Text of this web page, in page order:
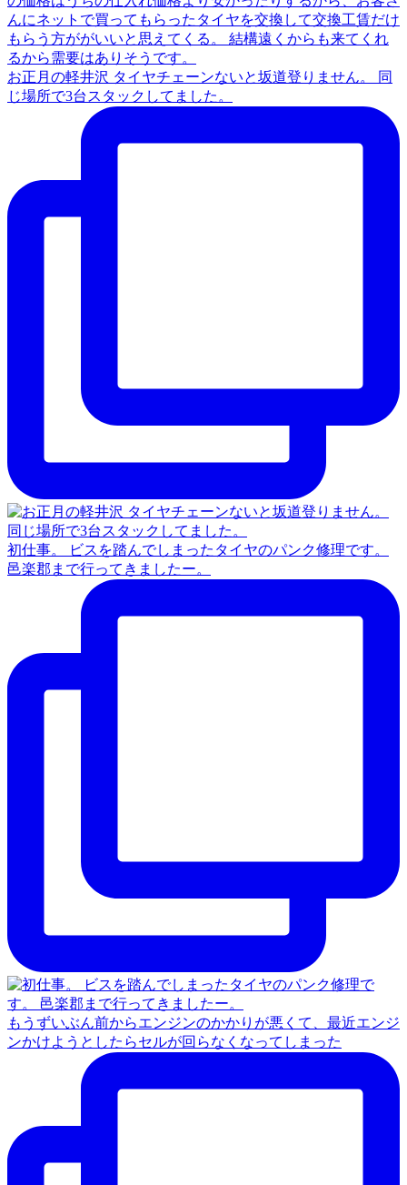
お正月の軽井沢 タイヤチェーンないと坂道登りません。 同
じ場所で3台スタックしてました。
初仕事。 ビスを踏んでしまったタイヤのパンク修理です。
邑楽郡まで行ってきましたー。
もうずいぶん前からエンジンのかかりが悪くて、最近エンジ
ンかけようとしたらセルが回らなくなってしまった